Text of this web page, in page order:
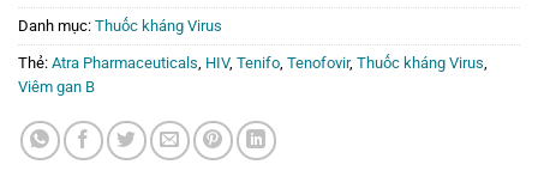
Danh mục: Thuốc kháng Virus
Thẻ: Atra Pharmaceuticals, HIV, Tenifo, Tenofovir, Thuốc kháng Virus,
Viêm gan B